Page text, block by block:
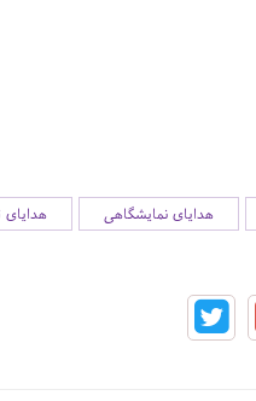
هدایای نمایشگاهی هدایای